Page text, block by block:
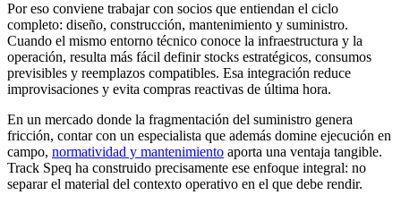
Por eso conviene trabajar con socios que entiendan el ciclo
completo: diseño, construcción, mantenimiento y suministro.
Cuando el mismo entorno técnico conoce la infraestructura y la
operación, resulta más fácil definir stocks estratégicos, consumos
previsibles y reemplazos compatibles. Esa integración reduce
improvisaciones y evita compras reactivas de última hora.
En un mercado donde la fragmentación del suministro genera
fricción, contar con un especialista que además domine ejecución en
campo, normatividad y mantenimiento aporta una ventaja tangible.
Track Speq ha construido precisamente ese enfoque integral: no
separar el material del contexto operativo en el que debe rendir.